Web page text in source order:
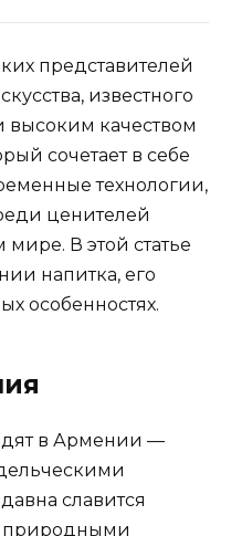
представителей
известного
высоким качеством
сочетает в себе
технологии,
ценителей
В этой статье
напитка, его
особенностях.
в Армении —
славится
природными